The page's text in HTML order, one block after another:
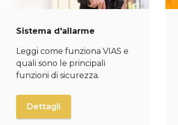
Sistema d'allarme
Leggi come funziona VIAS e
quali sono le principali
funzioni di sicurezza.
Dettagli